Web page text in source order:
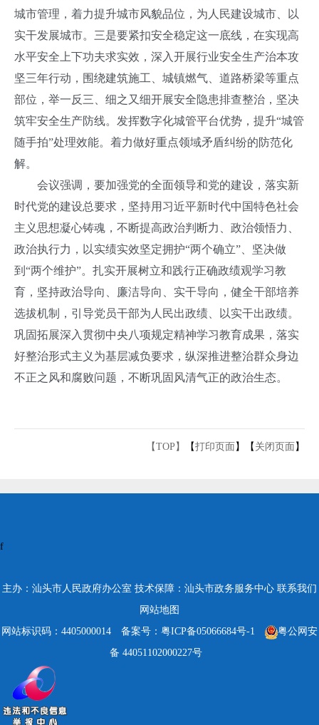
城市管理，着力提升城市风貌品位，为人民建设城市、以
实干发展城市。三是要紧扣安全稳定这一底线，在实现高
水平安全上下功夫求实效，深入开展行业安全生产治本攻
坚三年行动，围绕建筑施工、城镇燃气、道路桥梁等重点
部位，举一反三、细之又细开展安全隐患排查整治，坚决
筑牢安全生产防线。发挥数字化城管平台优势，提升“城管
随手拍”处理效能。着力做好重点领域矛盾纠纷的防范化
解。
会议强调，要加强党的全面领导和党的建设，落实新
时代党的建设总要求，坚持用习近平新时代中国特色社会
主义思想凝心铸魂，不断提高政治判断力、政治领悟力、
政治执行力，以实绩实效坚定拥护“两个确立”、坚决做
到“两个维护”。扎实开展树立和践行正确政绩观学习教
育，坚持政治导向、廉洁导向、实干导向，健全干部培养
选拔机制，引导党员干部为人民出政绩、以实干出政绩。
巩固拓展深入贯彻中央八项规定精神学习教育成果，落实
好整治形式主义为基层减负要求，纵深推进整治群众身边
不正之风和腐败问题，不断巩固风清气正的政治生态。
【TOP】 【打印页面 】【 关闭页面 】
主办：汕头市人民政府办公室 技术保障：汕头市政务服务中心 联系我们
网站地图
网站标识码：4405000014
备案号：粤ICP备05066684号-1
粤公网安
备 44051102000227号
f